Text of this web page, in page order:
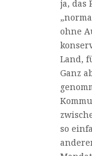
ja, das
ohne
Land,
Ganz
so